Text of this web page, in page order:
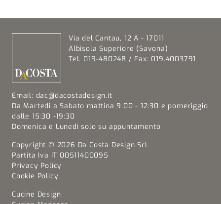
Via del Cantau, 12 A - 17011
Albisola Superiore (Savona)
Tel. 019-480248 / Fax: 019.4003791
Email: dac@dacostadesign.it
Da Martedi a Sabato mattina 9:00 - 12:30 e pomeriggio
dalle 15:30 -19:30
Domenica e Lunedi solo su appuntamento
Copyright © 2026 Da Costa Design Srl
Partita Iva IT 00511400095
Privacy Policy
Cookie Policy
Cucine Design